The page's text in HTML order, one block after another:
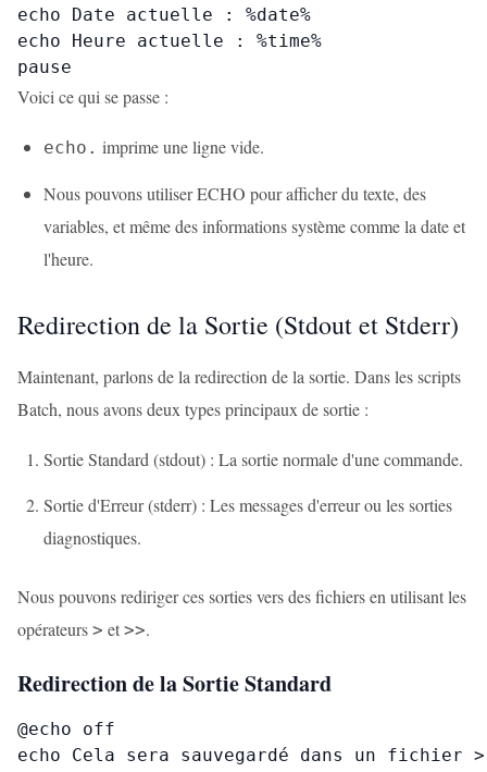
echo Date actuelle : %date%
echo Heure actuelle : %time%
pause
Voici ce qui se passe :
echo. imprime une ligne vide.
Nous pouvons utiliser ECHO pour afficher du texte, des
variables, et même des informations système comme la date et
l'heure.
Redirection de la Sortie (Stdout et Stderr)
Maintenant, parlons de la redirection de la sortie. Dans les scripts
Batch, nous avons deux types principaux de sortie :
Sortie Standard (stdout) : La sortie normale d'une commande.
Sortie d'Erreur (stderr) : Les messages d'erreur ou les sorties
diagnostiques.
Nous pouvons rediriger ces sorties vers des fichiers en utilisant les
opérateurs > et >>.
Redirection de la Sortie Standard
@echo off
echo Cela sera sauvegardé dans un fichier